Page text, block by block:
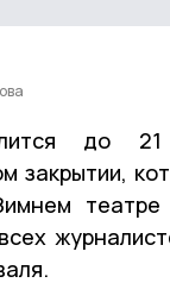
до
закрытии,